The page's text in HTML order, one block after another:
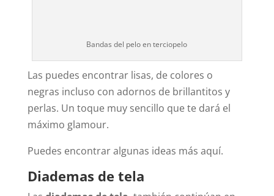
Bandas del pelo en terciopelo
Las puedes encontrar lisas, de colores o
negras incluso con adornos de brillantitos y
perlas. Un toque muy sencillo que te dará el
máximo glamour.
Puedes encontrar algunas ideas más aquí.
Diademas de tela